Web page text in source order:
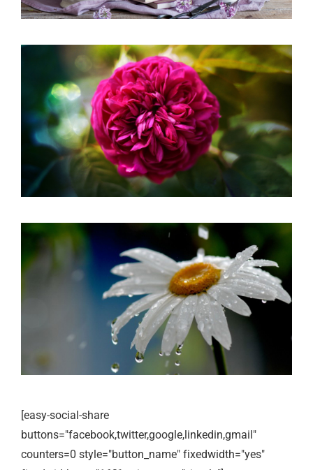
[easy-social-share
buttons="facebook,twitter,google,linkedin,gmail"
counters=0 style="button_name" fixedwidth="yes"